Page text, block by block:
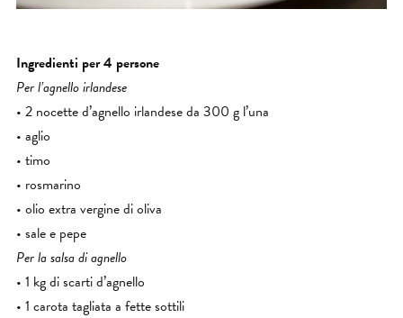
Ingredienti per 4 persone
Per l’agnello irlandese
• 2 nocette d’agnello irlandese da 300 g l’una
• aglio
• timo
• rosmarino
• olio extra vergine di oliva
• sale e pepe
Per la salsa di agnello
• 1 kg di scarti d’agnello
• 1 carota tagliata a fette sottili